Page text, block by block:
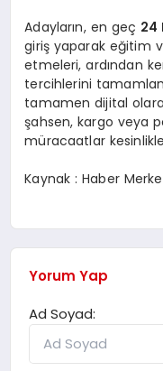
Adayların, en geç 24
giriş yaparak eğitim
etmeleri, ardından
tercihlerini
tamamen dijital
şahsen, kargo veya
müracaatlar
Kaynak : Haber
Yorum Yap
Ad Soyad: